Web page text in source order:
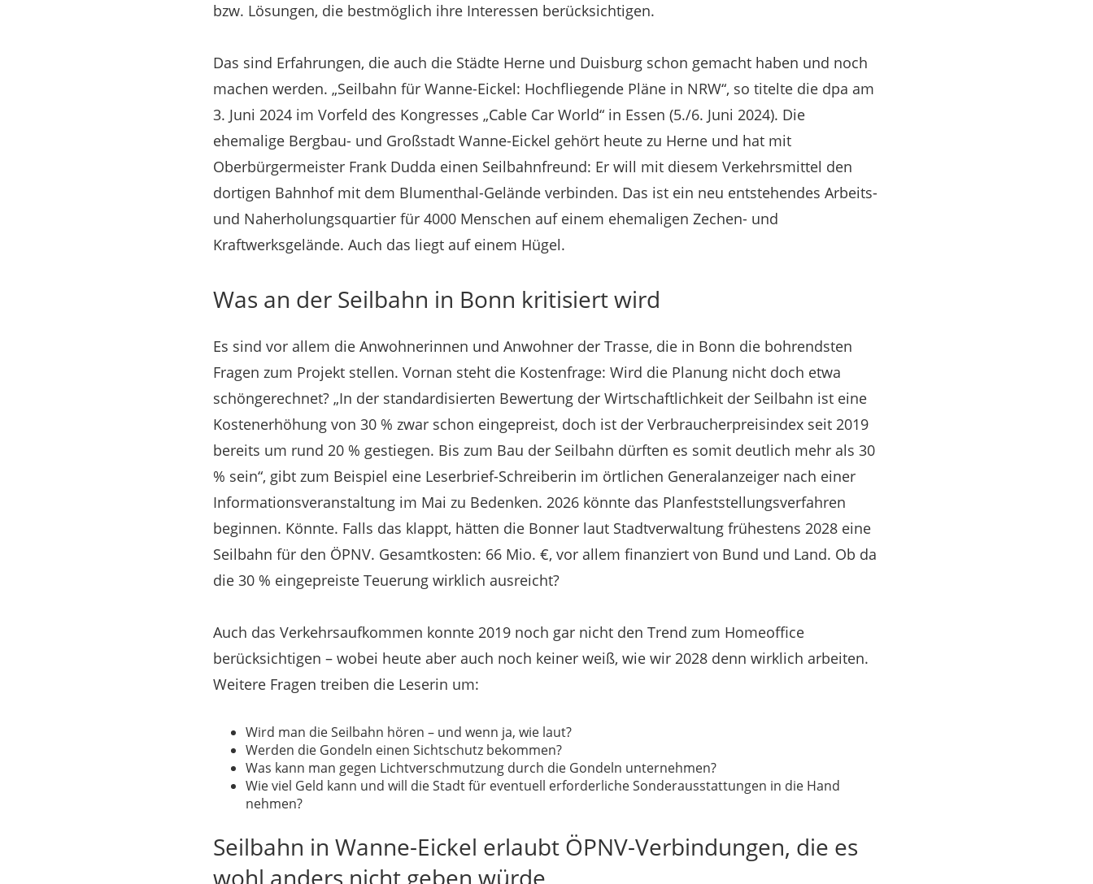
bzw. Lösungen, die bestmöglich ihre Interessen berücksichtigen.
Das sind Erfahrungen, die auch die Städte Herne und Duisburg schon gemacht haben und noch
machen werden. „Seilbahn für Wanne-Eickel: Hochfliegende Pläne in NRW“, so titelte die dpa am
3. Juni 2024 im Vorfeld des Kongresses „Cable Car World“ in Essen (5./6. Juni 2024). Die
ehemalige Bergbau- und Großstadt Wanne-Eickel gehört heute zu Herne und hat mit
Oberbürgermeister Frank Dudda einen Seilbahnfreund: Er will mit diesem Verkehrsmittel den
dortigen Bahnhof mit dem Blumenthal-Gelände verbinden. Das ist ein neu entstehendes Arbeits-
und Naherholungsquartier für 4000 Menschen auf einem ehemaligen Zechen- und
Kraftwerksgelände. Auch das liegt auf einem Hügel.
Was an der Seilbahn in Bonn kritisiert wird
Es sind vor allem die Anwohnerinnen und Anwohner der Trasse, die in Bonn die bohrendsten
Fragen zum Projekt stellen. Vornan steht die Kostenfrage: Wird die Planung nicht doch etwa
schöngerechnet? „In der standardisierten Bewertung der Wirtschaftlichkeit der Seilbahn ist eine
Kostenerhöhung von 30 % zwar schon eingepreist, doch ist der Verbraucherpreisindex seit 2019
bereits um rund 20 % gestiegen. Bis zum Bau der Seilbahn dürften es somit deutlich mehr als 30
% sein“, gibt zum Beispiel eine Leserbrief-Schreiberin im örtlichen Generalanzeiger nach einer
Informationsveranstaltung im Mai zu Bedenken. 2026 könnte das Planfeststellungsverfahren
beginnen. Könnte. Falls das klappt, hätten die Bonner laut Stadtverwaltung frühestens 2028 eine
Seilbahn für den ÖPNV. Gesamtkosten: 66 Mio. €, vor allem finanziert von Bund und Land. Ob da
die 30 % eingepreiste Teuerung wirklich ausreicht?
Auch das Verkehrsaufkommen konnte 2019 noch gar nicht den Trend zum Homeoffice
berücksichtigen – wobei heute aber auch noch keiner weiß, wie wir 2028 denn wirklich arbeiten.
Weitere Fragen treiben die Leserin um:
Wird man die Seilbahn hören – und wenn ja, wie laut?
Werden die Gondeln einen Sichtschutz bekommen?
Was kann man gegen Lichtverschmutzung durch die Gondeln unternehmen?
Wie viel Geld kann und will die Stadt für eventuell erforderliche Sonderausstattungen in die Hand
nehmen?
Seilbahn in Wanne-Eickel erlaubt ÖPNV-Verbindungen, die es
wohl anders nicht geben würde